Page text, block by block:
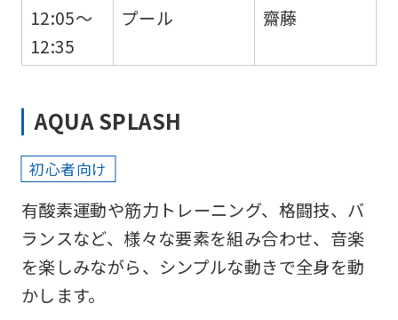
12:05～
12:35
プール
齋藤
AQUA SPLASH
初心者向け
有酸素運動や筋力トレーニング、格闘技、バ
ランスなど、様々な要素を組み合わせ、音楽
を楽しみながら、シンプルな動きで全身を動
かします。
the
content.
fully
understand
this